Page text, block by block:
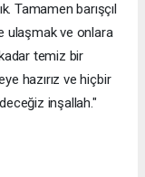
Tamamen barışçıl
ulaşmak ve onlara
temiz bir
hazırız ve hiçbir
inşallah."